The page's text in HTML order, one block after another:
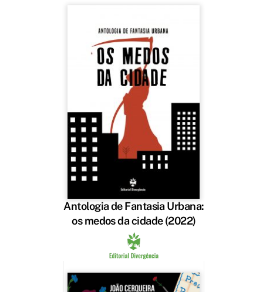
Antologia de Fantasia Urbana:
os medos da cidade (2022)